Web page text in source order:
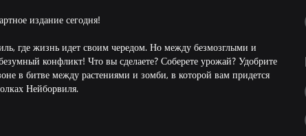
издание сегодня!
где жизнь идет своим чередом. Но между безмозглыми и
конфликт! Что вы сделаете? Соберете урожай? Удобрите
в битве между растениями и зомби, в которой вам придется
Нейборвиля.